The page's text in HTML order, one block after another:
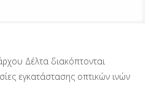
Δέλτα διακόπτονται
εγκατάστασης οπτικών ινών